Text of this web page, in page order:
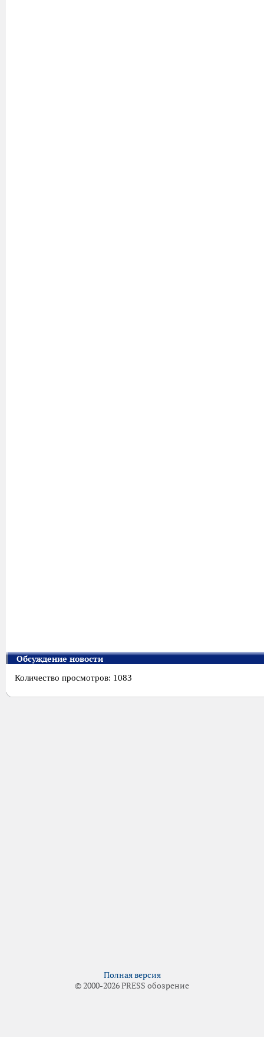
Обсуждение новости
Количество просмотров: 1083
Полная версия
© 2000-2026 PRESS обозрение